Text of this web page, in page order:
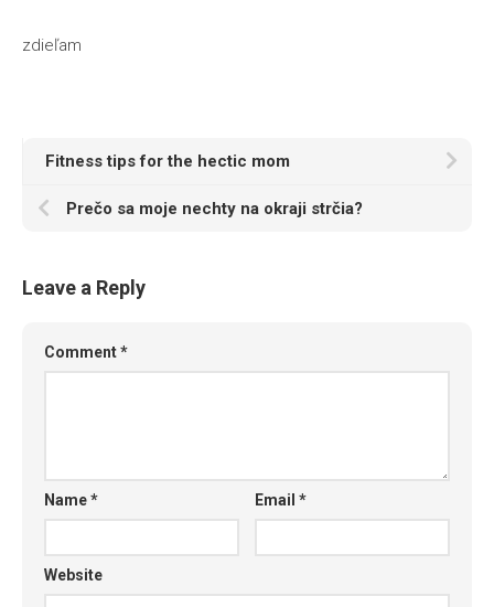
zdieľam
Fitness tips for the hectic mom
Prečo sa moje nechty na okraji strčia?
Leave a Reply
Comment*
Name* Email*
Website